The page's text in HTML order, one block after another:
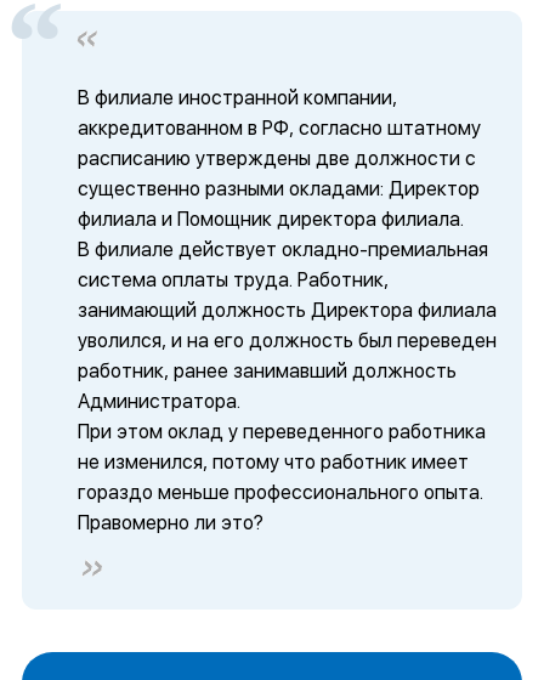
В филиале иностранной компании,
аккредитованном в РФ, согласно штатному
расписанию утверждены две должности с
существенно разными окладами: Директор
филиала и Помощник директора филиала.
В филиале действует окладно-премиальная
система оплаты труда. Работник,
занимающий должность Директора филиала
уволился, и на его должность был переведен
работник, ранее занимавший должность
Администратора.
При этом оклад у переведенного работника
не изменился, потому что работник имеет
гораздо меньше профессионального опыта.
Правомерно ли это?